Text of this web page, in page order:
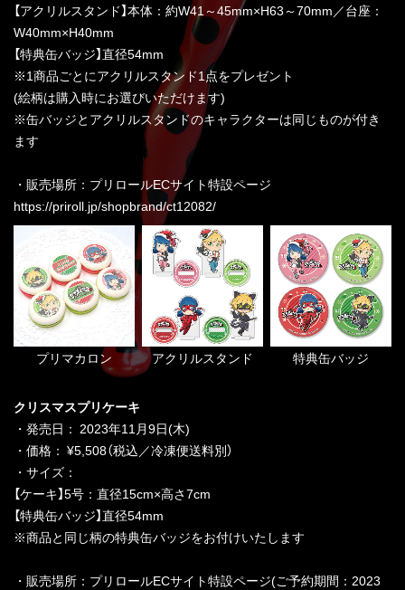
【アクリルスタンド】本体：約W41～45mm×H63～70mm／台座：
W40mm×H40mm
【特典缶バッジ】直径54mm
※1商品ごとにアクリルスタンド1点をプレゼント
(絵柄は購入時にお選びいただけます)
※缶バッジとアクリルスタンドのキャラクターは同じものが付き
ます
・販売場所：プリロールECサイト特設ページ
https://priroll.jp/shopbrand/ct12082/
プリマカロン アクリルスタンド 特典缶バッジ
クリスマスプリケーキ
・発売日： 2023年11月9日(木)
・価格： ¥5,508（税込／冷凍便送料別）
・サイズ：
【ケーキ】5号：直径15cm×高さ7cm
【特典缶バッジ】直径54mm
※商品と同じ柄の特典缶バッジをお付けいたします
・販売場所：プリロールECサイト特設ページ(ご予約期間：2023